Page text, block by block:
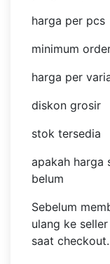
harga per pcs
minimum
harga per
diskon grosir
stok tersedia
apakah harga
belum
Sebelum
ulang ke
saat checkout.